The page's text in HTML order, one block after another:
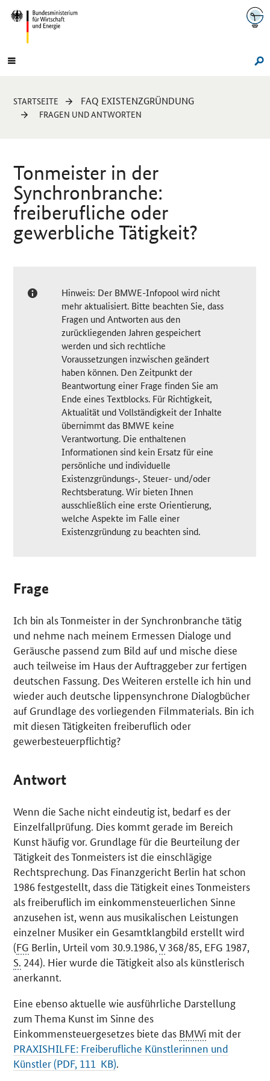
Navigation
Hauptmenü
Sie
sind
STARTSEITE FAQ EXISTENZGRÜNDUNG
FRAGEN UND ANTWORTEN
Tonmeister in der
Synchronbranche:
freiberufliche oder
gewerbliche Tätigkeit?
Hinweis: Der BMWE-Infopool wird nicht
mehr aktualisiert. Bitte beachten Sie, dass
Fragen und Antworten aus den
zurückliegenden Jahren gespeichert
werden und sich rechtliche
Voraussetzungen inzwischen geändert
haben können. Den Zeitpunkt der
Beantwortung einer Frage finden Sie am
Ende eines Textblocks. Für Richtigkeit,
Aktualität und Vollständigkeit der Inhalte
übernimmt das BMWE keine
Verantwortung. Die enthaltenen
Informationen sind kein Ersatz für eine
persönliche und individuelle
Existenzgründungs-, Steuer- und/oder
Rechtsberatung. Wir bieten Ihnen
ausschließlich eine erste Orientierung,
welche Aspekte im Falle einer
Existenzgründung zu beachten sind.
Frage
Ich bin als Tonmeister in der Synchronbranche tätig
und nehme nach meinem Ermessen Dialoge und
Geräusche passend zum Bild auf und mische diese
auch teilweise im Haus der Auftraggeber zur fertigen
deutschen Fassung. Des Weiteren erstelle ich hin und
wieder auch deutsche lippensynchrone Dialogbücher
auf Grundlage des vorliegenden Filmmaterials. Bin ich
mit diesen Tätigkeiten freiberuflich oder
gewerbesteuerpflichtig?
Antwort
Wenn die Sache nicht eindeutig ist, bedarf es der
Einzelfallprüfung. Dies kommt gerade im Bereich
Kunst häufig vor. Grundlage für die Beurteilung der
Tätigkeit des Tonmeisters ist die einschlägige
Rechtsprechung. Das Finanzgericht Berlin hat schon
1986 festgestellt, dass die Tätigkeit eines Tonmeisters
als freiberuflich im einkommensteuerlichen Sinne
anzusehen ist, wenn aus musikalischen Leistungen
einzelner Musiker ein Gesamtklangbild erstellt wird
(FG Berlin, Urteil vom 30.9.1986,V368/85, EFG 1987,
S. 244). Hier wurde die Tätigkeit also als künstlerisch
anerkannt.
Eine ebenso aktuelle wie ausführliche Darstellung
zum Thema Kunst im Sinne des
Einkommensteuergesetzes biete das BMWi mit der
PRAXISHILFE: Freiberufliche Künstlerinnen und
Künstler (PDF, 111 KB).